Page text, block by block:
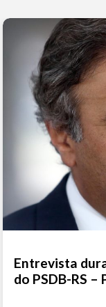
Entrevista
do PSDB-RS